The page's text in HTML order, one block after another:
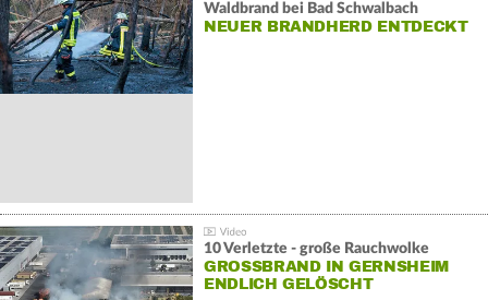
Waldbrand bei Bad Schwalbach
NEUER BRANDHERD ENTDECKT
10 Verletzte - große Rauchwolke
GROSSBRAND IN GERNSHEIM E
NDLICH GELÖSCHT